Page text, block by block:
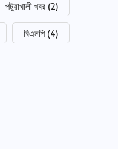
পটুয়াখালী খবর (2)
বিএনপি (4)